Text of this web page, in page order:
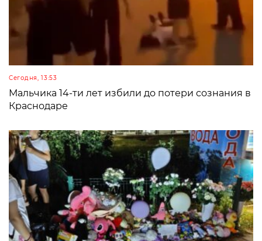
Сегодня, 13:53
Мальчика 14-ти лет избили до потери сознания в
Краснодаре